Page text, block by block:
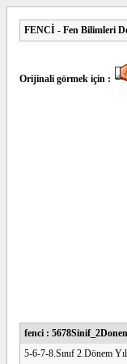
FENCİ - Fen Bilimleri
Orijinali görmek için :
fenci :
5-6-7-8.Sınıf 2.Dönem